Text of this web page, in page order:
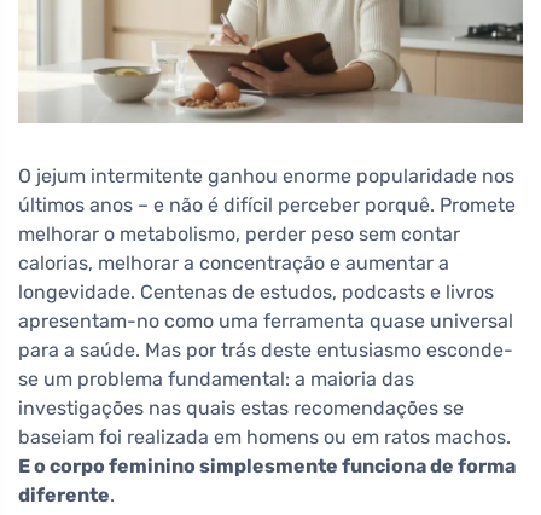
O jejum intermitente ganhou enorme popularidade nos
últimos anos – e não é difícil perceber porquê. Promete
melhorar o metabolismo, perder peso sem contar
calorias, melhorar a concentração e aumentar a
longevidade. Centenas de estudos, podcasts e livros
apresentam-no como uma ferramenta quase universal
para a saúde. Mas por trás deste entusiasmo esconde-
se um problema fundamental: a maioria das
investigações nas quais estas recomendações se
baseiam foi realizada em homens ou em ratos machos.
E o corpo feminino simplesmente funciona de forma
diferente.